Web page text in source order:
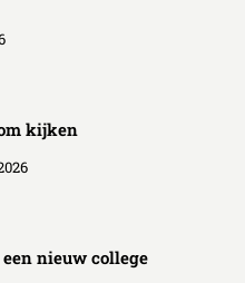
kijken
nieuw college